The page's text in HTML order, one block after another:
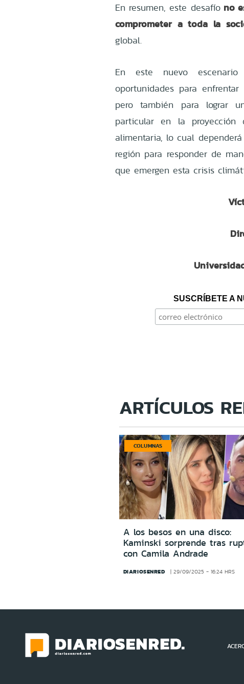
En resumen, este desafíono
comprometer a toda la
global.
En este nuevo escenario
oportunidades para
pero también para lograr
particular en la proyección
alimentaria, lo cual
región para responder de
que emergen esta crisis
SUSCRÍBETE A
ARTÍCULOS
COLUMNAS
A los besos en una disco:
Kaminski sorprende tras
con Camila Andrade
DIARIOSENRED 29/09/2025 - 16:24 HRS